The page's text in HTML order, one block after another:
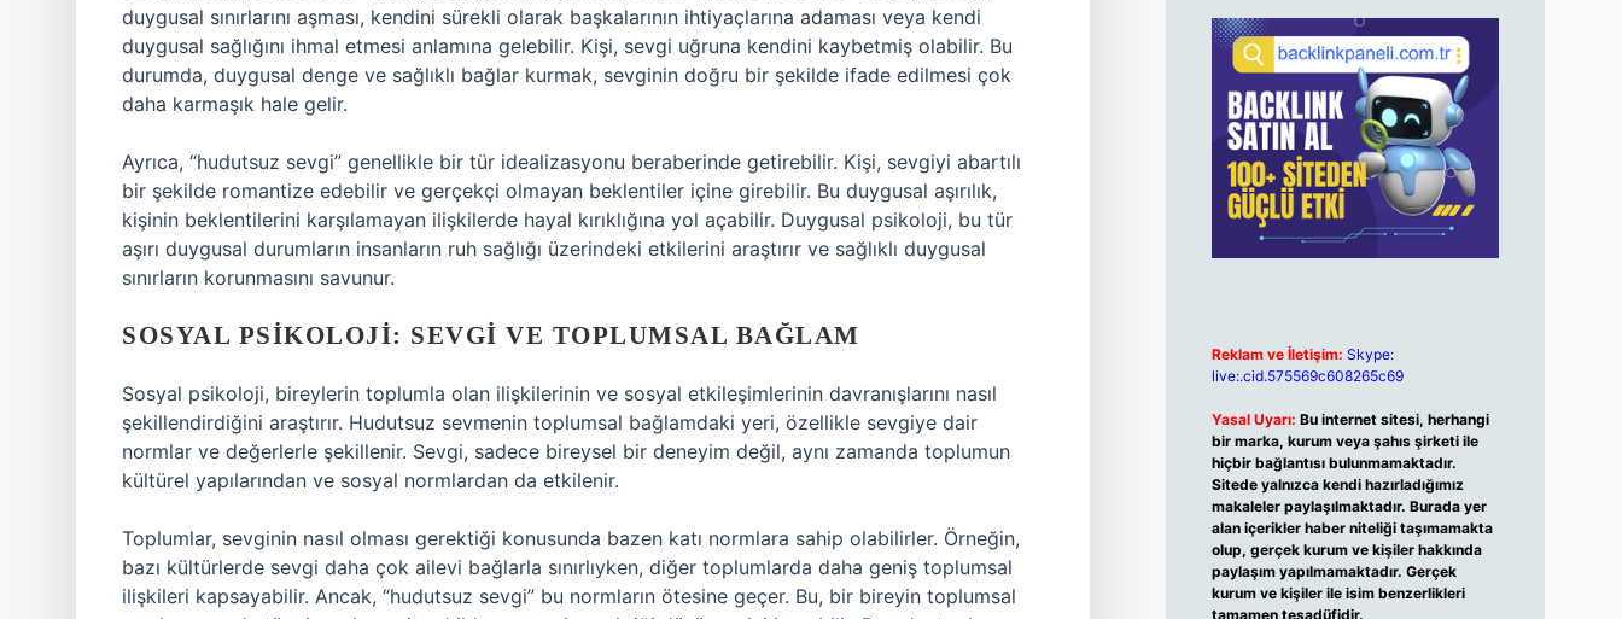
duygusal sınırlarını aşması, kendini sürekli olarak başkalarının ihtiyaçlarına adaması veya kendi
duygusal sağlığını ihmal etmesi anlamına gelebilir. Kişi, sevgi uğruna kendini kaybetmiş olabilir. Bu
durumda, duygusal denge ve sağlıklı bağlar kurmak, sevginin doğru bir şekilde ifade edilmesi çok
daha karmaşık hale gelir.
Ayrıca, “hudutsuz sevgi” genellikle bir tür idealizasyonu beraberinde getirebilir. Kişi, sevgiyi abartılı
bir şekilde romantize edebilir ve gerçekçi olmayan beklentiler içine girebilir. Bu duygusal aşırılık,
kişinin beklentilerini karşılamayan ilişkilerde hayal kırıklığına yol açabilir. Duygusal psikoloji, bu tür
aşırı duygusal durumların insanların ruh sağlığı üzerindeki etkilerini araştırır ve sağlıklı duygusal
sınırların korunmasını savunur.
SOSYAL PSIKOLOJI: SEVGI VE TOPLUMSAL BAĞLAM
Sosyal psikoloji, bireylerin toplumla olan ilişkilerinin ve sosyal etkileşimlerinin davranışlarını nasıl
şekillendirdiğini araştırır. Hudutsuz sevmenin toplumsal bağlamdaki yeri, özellikle sevgiye dair
normlar ve değerlerle şekillenir. Sevgi, sadece bireysel bir deneyim değil, aynı zamanda toplumun
kültürel yapılarından ve sosyal normlardan da etkilenir.
Toplumlar, sevginin nasıl olması gerektiği konusunda bazen katı normlara sahip olabilirler. Örneğin,
bazı kültürlerde sevgi daha çok ailevi bağlarla sınırlıyken, diğer toplumlarda daha geniş toplumsal
ilişkileri kapsayabilir. Ancak, “hudutsuz sevgi” bu normların ötesine geçer. Bu, bir bireyin toplumsal
Reklam ve İletişim: Skype:
live:.cid.575569c608265c69
Yasal Uyarı: Bu internet sitesi, herhangi
bir marka, kurum veya şahıs şirketi ile
hiçbir bağlantısı bulunmamaktadır.
Sitede yalnızca kendi hazırladığımız
makaleler paylaşılmaktadır. Burada yer
alan içerikler haber niteliği taşımamakta
olup, gerçek kurum ve kişiler hakkında
paylaşım yapılmamaktadır. Gerçek
kurum ve kişiler ile isim benzerlikleri
tamamen tesadüfidir.